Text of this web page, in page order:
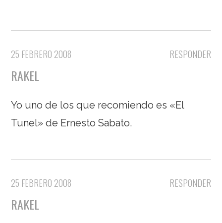
RESPONDER
25 FEBRERO 2008
RAKEL
Yo uno de los que recomiendo es «El
Tunel» de Ernesto Sabato.
RESPONDER
25 FEBRERO 2008
RAKEL